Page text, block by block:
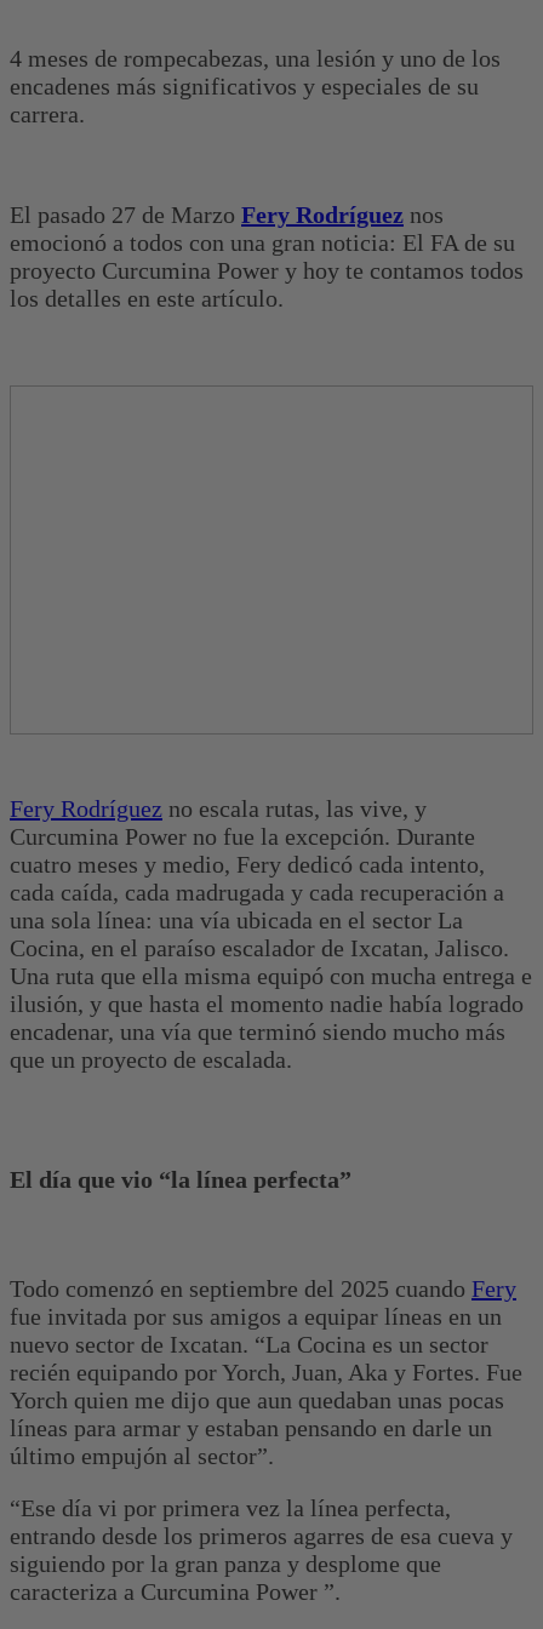
4 meses de rompecabezas, una lesión y uno de los
encadenes más significativos y especiales de su
carrera.
El pasado 27 de Marzo Fery Rodríguez nos
emocionó a todos con una gran noticia: El FA de su
proyecto Curcumina Power y hoy te contamos todos
los detalles en este artículo.
Fery Rodríguez no escala rutas, las vive, y
Curcumina Power no fue la excepción. Durante
cuatro meses y medio, Fery dedicó cada intento,
cada caída, cada madrugada y cada recuperación a
una sola línea: una vía ubicada en el sector La
Cocina, en el paraíso escalador de Ixcatan, Jalisco.
Una ruta que ella misma equipó con mucha entrega e
ilusión, y que hasta el momento nadie había logrado
encadenar, una vía que terminó siendo mucho más
que un proyecto de escalada.
El día que vio “la línea perfecta”
Todo comenzó en septiembre del 2025 cuando Fery
fue invitada por sus amigos a equipar líneas en un
nuevo sector de Ixcatan. “La Cocina es un sector
recién equipando por Yorch, Juan, Aka y Fortes. Fue
Yorch quien me dijo que aun quedaban unas pocas
líneas para armar y estaban pensando en darle un
último empujón al sector”.
“Ese día vi por primera vez la línea perfecta,
entrando desde los primeros agarres de esa cueva y
siguiendo por la gran panza y desplome que
caracteriza a Curcumina Power ”.